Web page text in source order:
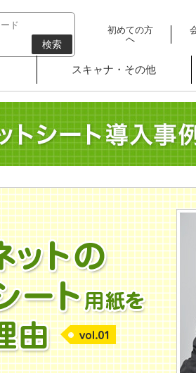
検索
初めての方
へ
スキャナ・その他